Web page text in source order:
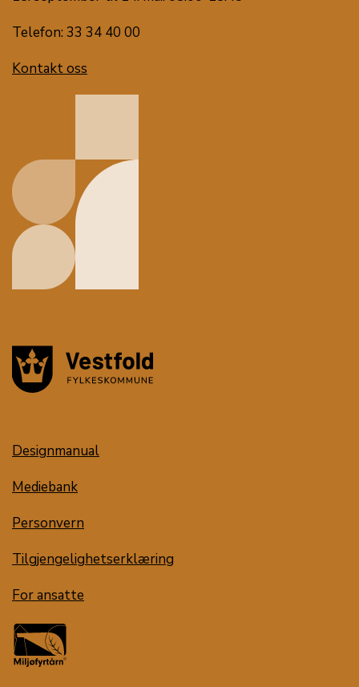
Telefon: 33 34 40 00
Kontakt oss
Designmanual
Mediebank
Personvern
Tilgjengelighetserklæring
For ansatte